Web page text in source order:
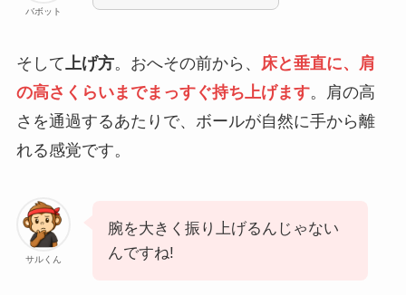
バボット
そして上げ方。おへその前から、 床と垂直に、肩
の高さくらいまでまっすぐ持ち上げます。肩の高
さを通過するあたりで、ボールが自然に手から離
れる感覚です。
サルくん
腕を大きく振り上げるんじゃない
んですね!